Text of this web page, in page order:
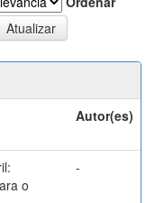
Autor(es)
o
-